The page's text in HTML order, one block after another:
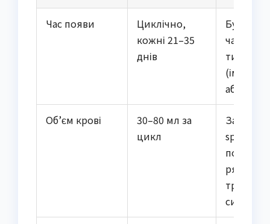
Час появи
Циклічно,
кожні 21–35
днів
Будь-
часто 4–6
тижнів
або
Об’єм крові
30–80 мл за
цикл
Зазвичай
spotting
рясна —
симптом